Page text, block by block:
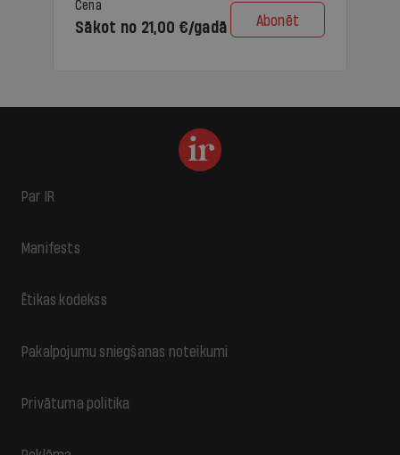
Cena
Sākot no 21,00 €/gadā Abonēt
Par IR
Manifests
Ētikas kodekss
Pakalpojumu sniegšanas noteikumi
Privātuma politika